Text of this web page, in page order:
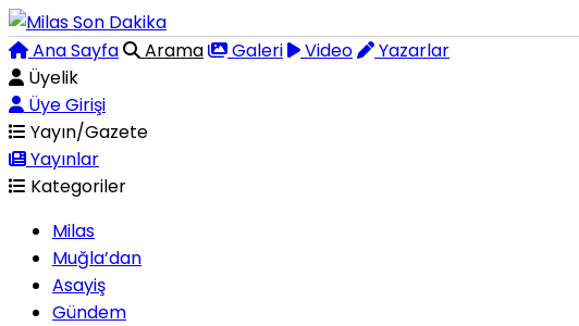
Ana Sayfa Arama Galeri Video
Yazarlar
Üyelik
Üye Girişi
Yayın/Gazete
Yayınlar
Kategoriler
Milas
Muğla’dan
Asayiş
Gündem